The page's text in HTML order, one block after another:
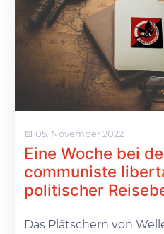
05. November 2022
Eine Woche bei
communiste
politischer
Das Plätschern von